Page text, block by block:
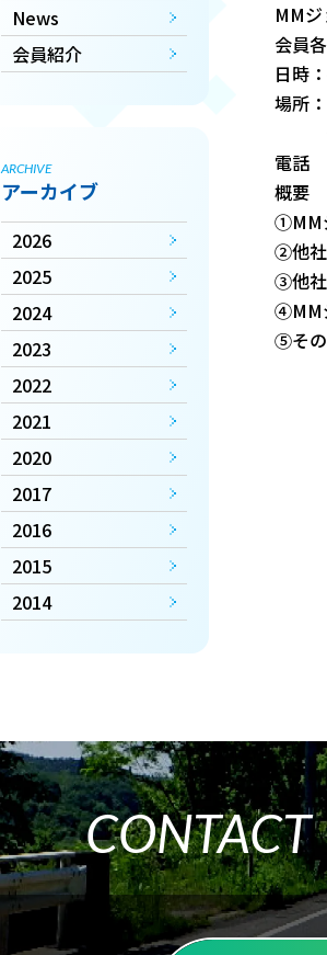
News
会員紹介
ARCHIVE
アーカイブ
2026
2025
2024
2023
2022
2021
2020
2017
2016
2015
2014
MM
会員
日時
場所
千
電話
概要
①MM
②他
③他社
④MM
⑤そ
CONTACT